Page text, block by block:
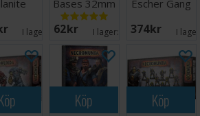
I lager: 4
Bases 32mm
62 SEK I lager:
Escher Gang
374 SEK I
Köp Köp